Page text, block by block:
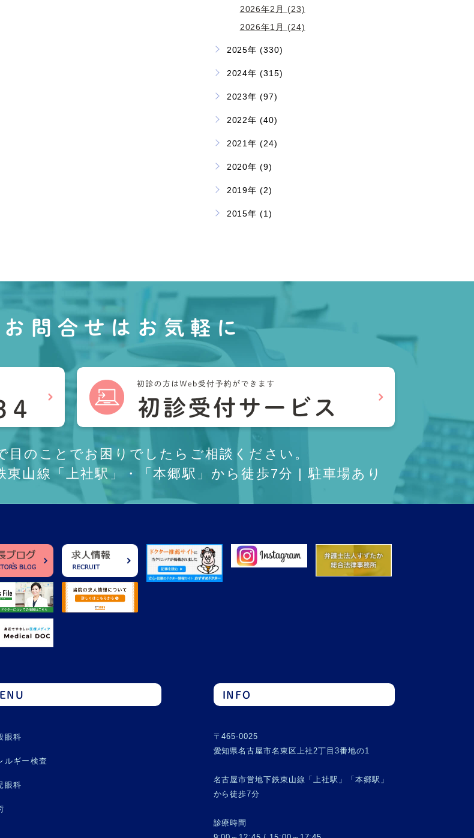
2026年2月 (23)
2026年1月 (24)
2025年 (330)
2024年 (315)
2023年 (97)
2022年 (40)
2021年 (24)
2020年 (9)
2019年 (2)
2015年 (1)
問合せは お気軽に
目のことでお困りでしたらご相談ください。
山線「上社駅」・「本郷駅」から徒歩7分 | 駐車場あり
眼科
ルギー検査
眼科
INFO
〒465-0025
愛知県名古屋市名東区上社2丁目3番地の1
名古屋市営地下鉄東山線「上社駅」「本郷駅」
から徒歩7分
診療時間